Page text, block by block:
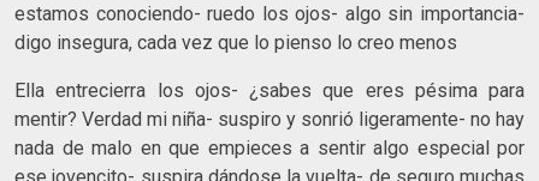
estamos conociendo- ruedo los ojos- algo sin importancia-
digo insegura, cada vez que lo pienso lo creo menos
Ella entrecierra los ojos- ¿sabes que eres pésima para
mentir? Verdad mi niña- suspiro y sonrió ligeramente- no hay
nada de malo en que empieces a sentir algo especial por
ese jovencito- suspira dándose la vuelta- de seguro muchas